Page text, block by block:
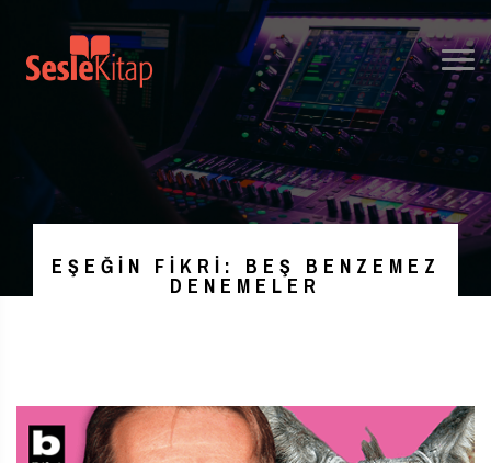
EŞEĞIN FIKRI: BEŞ BENZEMEZ
DENEMELER